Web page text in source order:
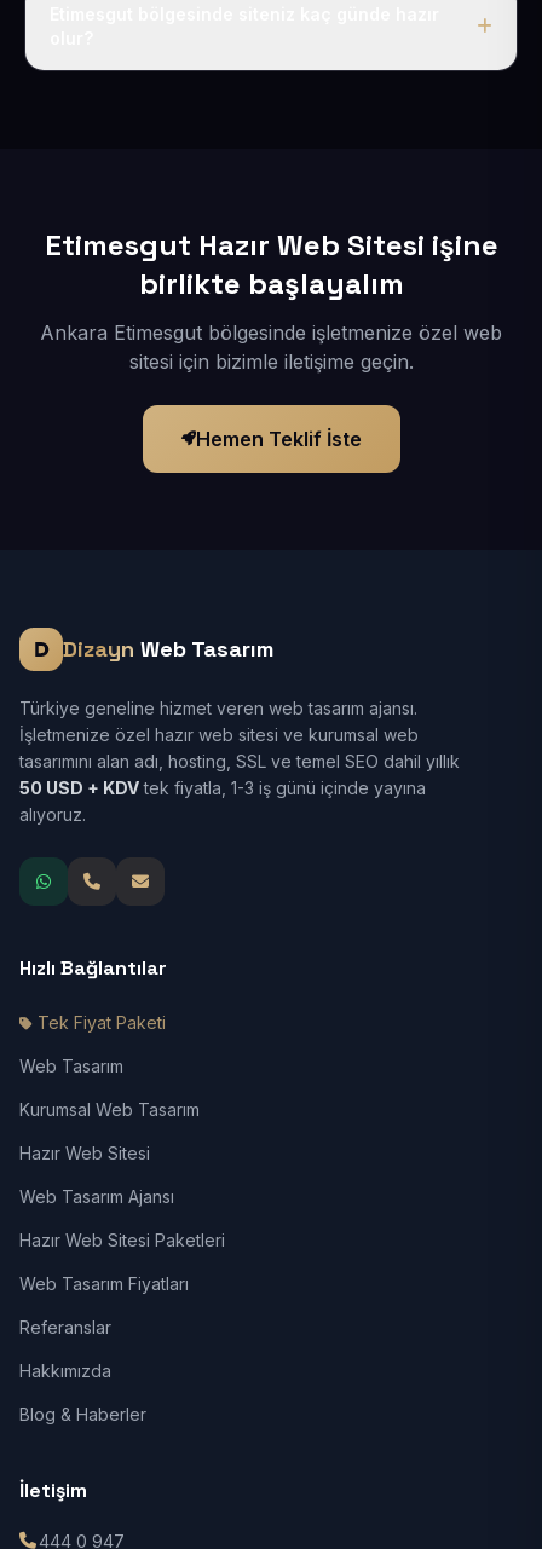
Etimesgut Hazır Web Sitesi işine
birlikte başlayalım
Ankara Etimesgut bölgesinde işletmenize özel web
sitesi için bizimle iletişime geçin.
Hemen Teklif İste
Dizayn Web Tasarım
Türkiye geneline hizmet veren web tasarım ajansı.
İşletmenize özel hazır web sitesi ve kurumsal web
tasarımını alan adı, hosting, SSL ve temel SEO dahil yıllık
50 USD + KDVtek fiyatla, 1-3 iş günü içinde yayına
alıyoruz.
Hızlı Bağlantılar
Tek Fiyat Paketi
Web Tasarım
Kurumsal Web Tasarım
Hazır Web Sitesi
Web Tasarım Ajansı
Hazır Web Sitesi Paketleri
Web Tasarım Fiyatları
Referanslar
Hakkımızda
Blog & Haberler
İletişim
444 0 947